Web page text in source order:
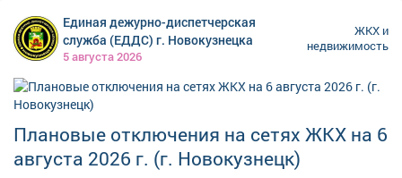
Период работы 08.00-12.00 Работает: "Энергосеть" г.
Мыски Установка опор. ВЛ-0,4 ф.04-2 ТП-236 п. Тутуяс
Береговая 31 Болотная 1, 1А, 3а Центральная 30а -
"Энергосеть" г. Мыски
Единая дежурно-диспетчерская
служба (ЕДДС) г. Новокузнецка
5 августа 2026
ЖКХ и
недвижимость
Плановые отключения на сетях ЖКХ на 6
августа 2026 г. (г. Новокузнецк)